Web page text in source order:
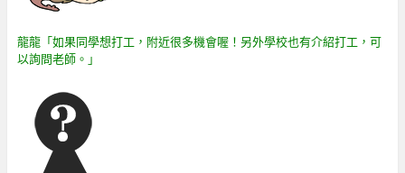
龍龍「如果同學想打工，附近很多機會喔！另外學校也有介紹打工，可
以詢問老師。」